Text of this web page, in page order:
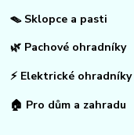
🪤 Sklopce a pasti
🌿 Pachové ohradníky
⚡ Elektrické ohradníky
🏠 Pro dům a zahradu